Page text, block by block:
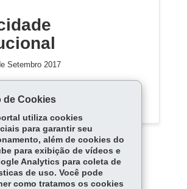
Setembro 2017
de Cookies
utiliza cookies
para garantir seu
além de cookies do
para exibição de vídeos e
Analytics para coleta de
de uso. Você pode
como tratamos os cookies